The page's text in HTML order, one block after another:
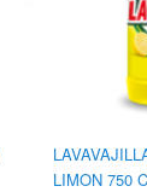
LIMON 750